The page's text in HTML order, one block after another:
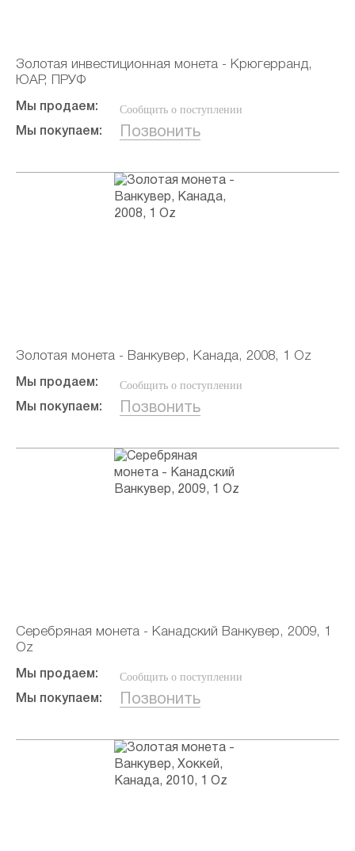
Золотая инвестиционная монета - Крюгерранд,
ЮАР, ПРУФ
Мы продаем: Сообщить о поступлении
Мы покупаем: Позвонить
Золотая монета - Ванкувер, Канада, 2008, 1 Oz
Мы продаем: Сообщить о поступлении
Мы покупаем: Позвонить
Серебряная монета - Канадский Ванкувер, 2009, 1
Oz
Мы продаем: Сообщить о поступлении
Мы покупаем: Позвонить